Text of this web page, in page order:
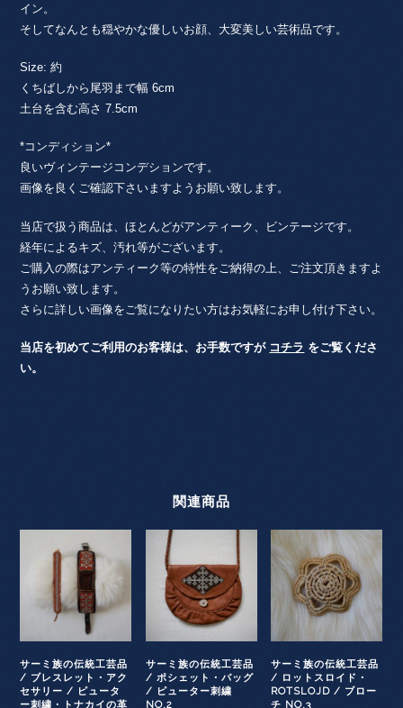
イン。
そしてなんとも穏やかな優しいお顔、大変美しい芸術品です。
Size: 約
くちばしから尾羽まで幅 6cm
土台を含む高さ 7.5cm
*コンディション*
良いヴィンテージコンデションです。
画像を良くご確認下さいますようお願い致します。
当店で扱う商品は、ほとんどがアンティーク、ビンテージです。
経年によるキズ、汚れ等がございます。
ご購入の際はアンティーク等の特性をご納得の上、ご注文頂きますよ
うお願い致します。
さらに詳しい画像をご覧になりたい方はお気軽にお申し付け下さい。
当店を初めてご利用のお客様は、お手数ですが コチラ をご覧くださ
い。
関連商品
サーミ族の伝統工芸品
/ ブレスレット・アク
セサリー / ピュータ
ー刺繍・トナカイの革
サーミ族の伝統工芸品
/ ポシェット・バッグ
/ ピューター刺繍
NO.2
サーミ族の伝統工芸品
/ ロットスロイド・
ROTSLOJD / ブロー
チ NO.3